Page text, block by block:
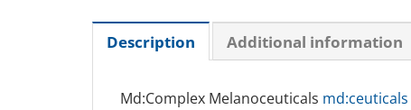
Description Additional information
Md:Complex Melanoceuticals md:ceuticals